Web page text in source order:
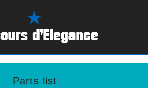
Parts list